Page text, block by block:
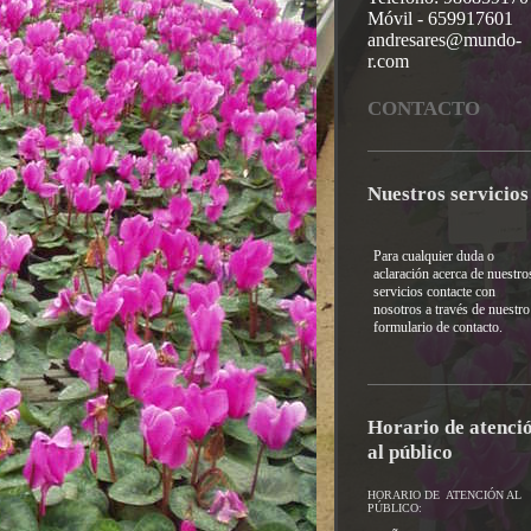
Móvil - 659917601
andresares@mundo-
r.com
CONTACTO
Nuestros servicios
Para cualquier duda o
aclaración acerca de
servicios contacte con
nosotros a través de nuestro
formulario de contacto.
Horario de
al público
HORARIO DE ATENCIÓN AL
PÚBLICO: